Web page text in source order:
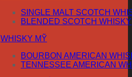
SINGLE MALT SCOTCH
BLENDED SCOTCH WHISKY
WHISKY MỸ
BOURBON AMERICAN
TENNESSEE AMERICAN